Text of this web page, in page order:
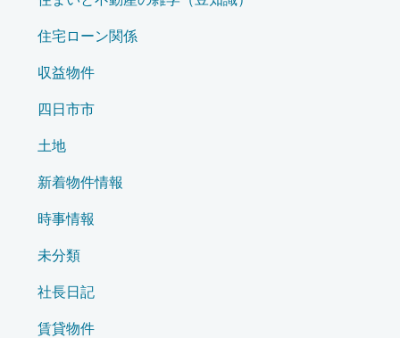
住宅ローン関係
収益物件
四日市市
土地
新着物件情報
時事情報
未分類
社長日記
賃貸物件